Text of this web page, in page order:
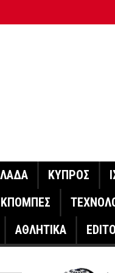
ΚΥΠΡΟΣ
ΑΘΛΗΤΙΚΑ